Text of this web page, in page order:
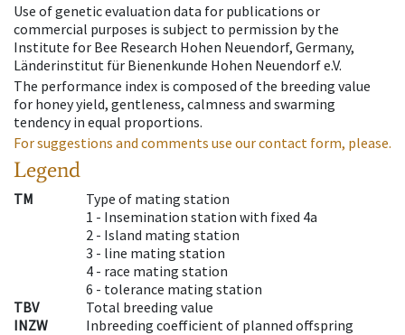
Use of genetic evaluation data for publications or
commercial purposes is subject to permission by the
Institute for Bee Research Hohen Neuendorf, Germany,
Länderinstitut für Bienenkunde Hohen Neuendorf e.V.
The performance index is composed of the breeding value
for honey yield, gentleness, calmness and swarming
tendency in equal proportions.
For suggestions and comments use our contact form, please.
Legend
TM
Type of mating station
1 - Insemination station with fixed 4a
2 - Island mating station
3 - line mating station
4 - race mating station
6 - tolerance mating station
TBV
Total breeding value
INZW
Inbreeding coefficient of planned offspring